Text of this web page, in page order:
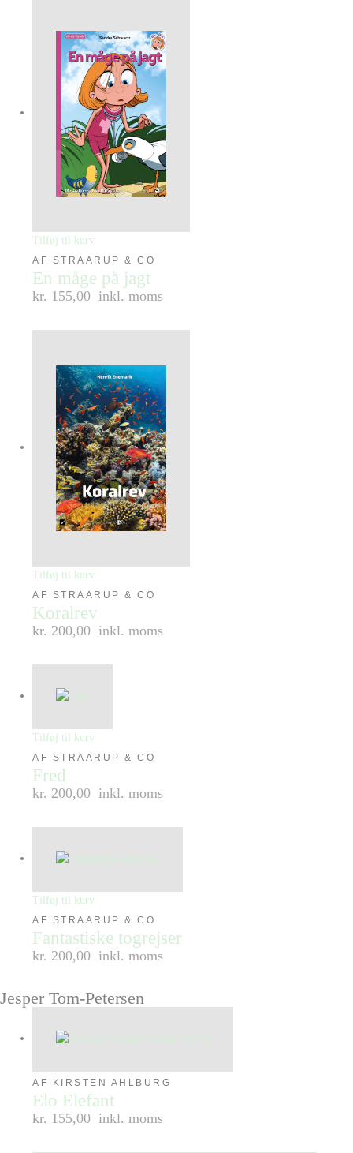
Tilføj til kurv
AF STRAARUP & CO
En måge på jagt
kr. 155,00 inkl. moms
Tilføj til kurv
AF STRAARUP & CO
Koralrev
kr. 200,00 inkl. moms
Tilføj til kurv
AF STRAARUP & CO
Fred
kr. 200,00 inkl. moms
Tilføj til kurv
AF STRAARUP & CO
Fantastiske togrejser
kr. 200,00 inkl. moms
Jesper Tom-Petersen
AF KIRSTEN AHLBURG
Elo Elefant
kr. 155,00 inkl. moms